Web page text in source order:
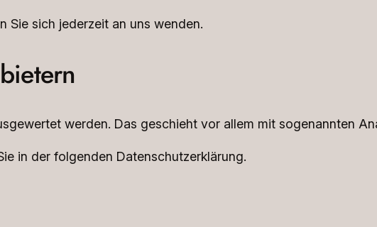
Sie sich jederzeit an uns wenden.
werden. Das geschieht vor allem mit sogenannten
in der folgenden Datenschutzerklärung.